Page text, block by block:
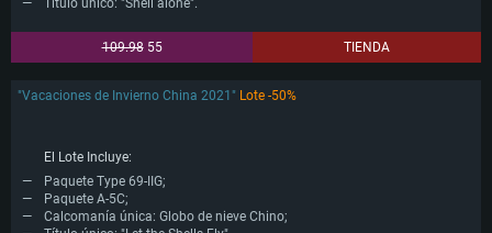
REQUISITOS DE SISTEMA
Para PC
Mínimo
SO: Windows 10 (64 bits)
Procesador: Doble núcleo 2,2 GHz
Memoria: 4 GB
Mínimo
SO: Mac OS Big Sur 11.0 o posterior
Procesador: Core i5, mínimo 2,2 GHz (Intel Xeon no es compatible)
Memoria: 6 GB
Mínimo
SO: La mayoría de las distribuciones Linux modernas de 64 bits
Procesador: Doble núcleo 2.4 GHz
Memoria: 4 GB
Título único: "Shell alone".
109.9855 TIENDA
"Vacaciones de Invierno China 2021" Lote -50%
El Lote Incluye:
Paquete Type 69-IIG;
Paquete A-5C;
Calcomanía única: Globo de nieve Chino;